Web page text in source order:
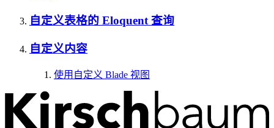
自定义表格的 Eloquent 查询
自定义内容
使用自定义 Blade 视图